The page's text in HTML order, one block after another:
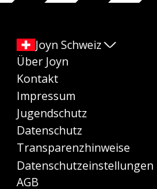
Joyn Schweiz
Über Joyn
Kontakt
Impressum
Jugendschutz
Datenschutz
Transparenzhinweise
Datenschutzeinstellungen
AGB